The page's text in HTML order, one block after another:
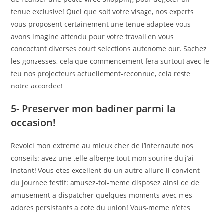
tenue exclusive! Quel que soit votre visage, nos experts
vous proposent certainement une tenue adaptee vous
avons imagine attendu pour votre travail en vous
concoctant diverses court selections autonome our. Sachez
les gonzesses, cela que commencement fera surtout avec le
feu nos projecteurs actuellement-reconnue, cela reste
notre accordee!
5- Preserver mon badiner parmi la
occasion!
Revoici mon extreme au mieux cher de l’internaute nos
conseils: avez une telle alberge tout mon sourire du j’ai
instant! Vous etes excellent du un autre allure il convient
du journee festif: amusez-toi-meme disposez ainsi de de
amusement a dispatcher quelques moments avec mes
adores persistants a cote du union! Vous-meme n’etes